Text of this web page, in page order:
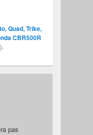
Quad, Trike,
CBR500R
).
pas